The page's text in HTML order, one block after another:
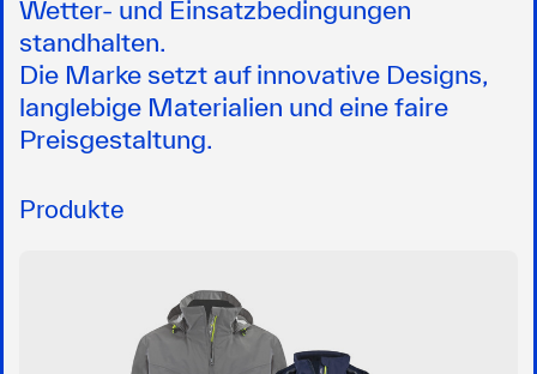
Wetter- und Einsatzbedingungen
standhalten.
Die Marke setzt auf innovative Designs,
langlebige Materialien und eine faire
Preisgestaltung.
Produkte